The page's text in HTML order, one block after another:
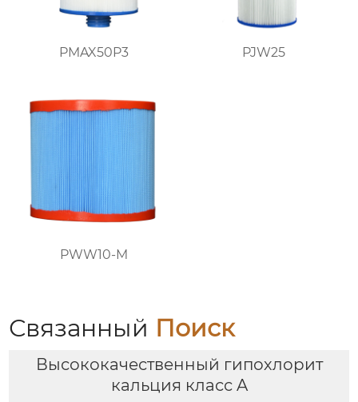
PMAX50P3 PJW25
PWW10-M
Связанный Поиск
Высококачественный гипохлорит
кальция класс A